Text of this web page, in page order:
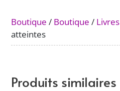
Boutique / Boutique / Livres
atteintes
Produits similaires